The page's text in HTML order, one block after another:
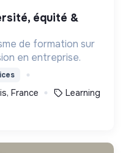
de formation sur
en entreprise.
France Learning